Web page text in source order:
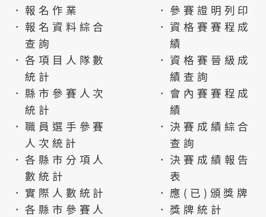
．報名作業
．報名資料綜合
查詢
．各項目人隊數
統計
．縣市參賽人次
統計
．職員選手參賽
人次統計
．各縣市分項人
數統計
．實際人數統計
．各縣市參賽人
．參賽證明列印
．資格賽賽程成
績
．資格賽晉級成
績查詢
．會內賽賽程成
績
．決賽成績綜合
查詢
．決賽成績報告
表
．應(已)頒獎牌
．獎牌統計